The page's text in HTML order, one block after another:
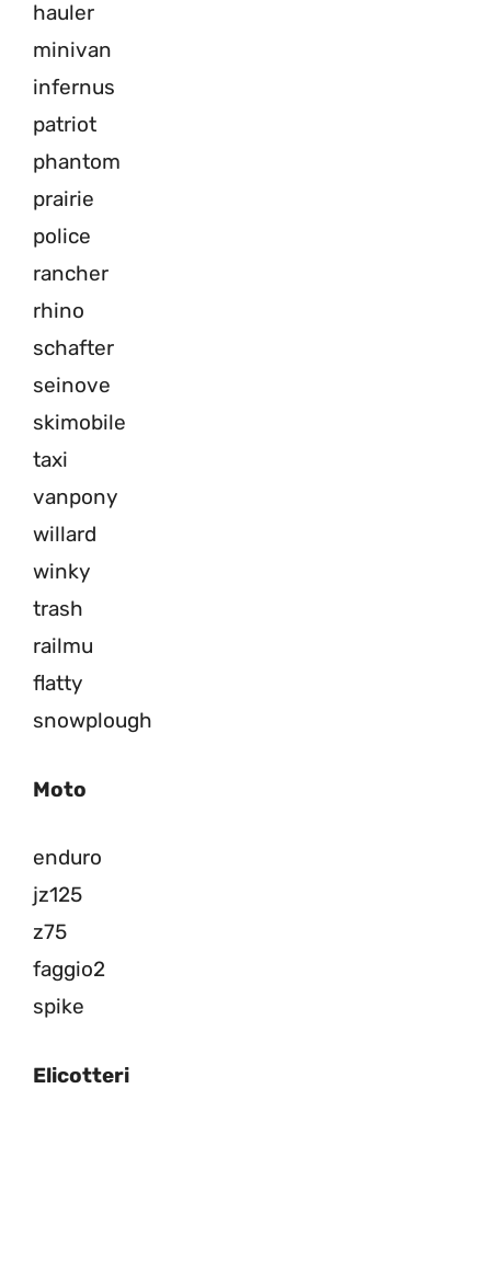
hauler
minivan
infernus
patriot
phantom
prairie
police
rancher
rhino
schafter
seinove
skimobile
taxi
vanpony
willard
winky
trash
railmu
flatty
snowplough
Moto
enduro
jz125
z75
faggio2
spike
Elicotteri